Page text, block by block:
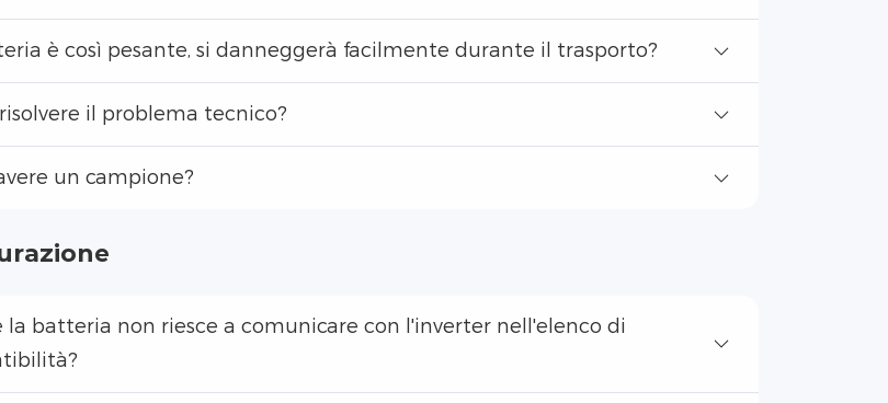
è così pesante, si danneggerà facilmente durante il trasporto?
il problema tecnico?
un campione?
la batteria non riesce a comunicare con l'inverter nell'elenco di